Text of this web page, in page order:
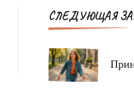
СЛЕДУЮЩАЯ